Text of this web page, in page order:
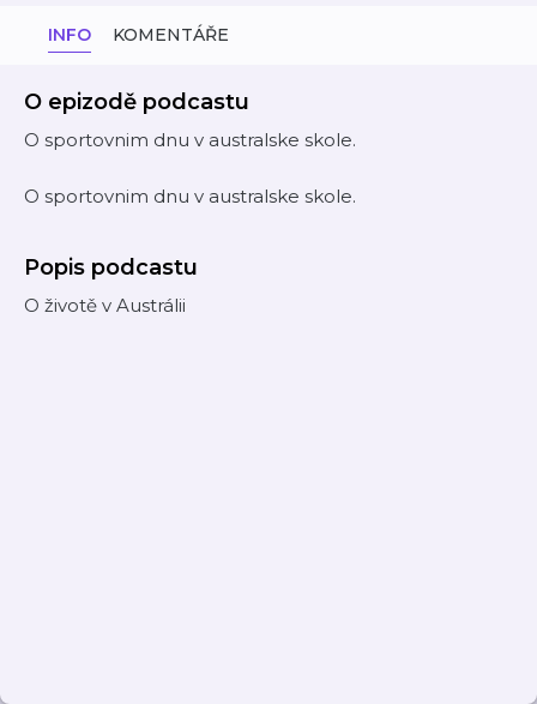
INFO KOMENTÁŘE
O epizodě podcastu
O sportovnim dnu v australske skole.
O sportovnim dnu v australske skole.
Popis podcastu
O životě v Austrálii